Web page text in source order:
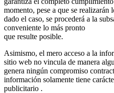
momento, pese a que se realizarán
dado el caso, se procederá a la
conveniente lo más pronto
que resulte posible.
Asimismo, el mero acceso a la
sitio web no vincula de manera
genera ningún compromiso
información solamente tiene
publicitario .